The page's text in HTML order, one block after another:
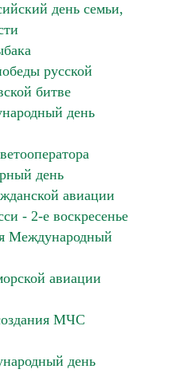
день семьи,
русской
битве
день
день
авиации
- 2-е воскресенье
Международный
авиации
МЧС
день